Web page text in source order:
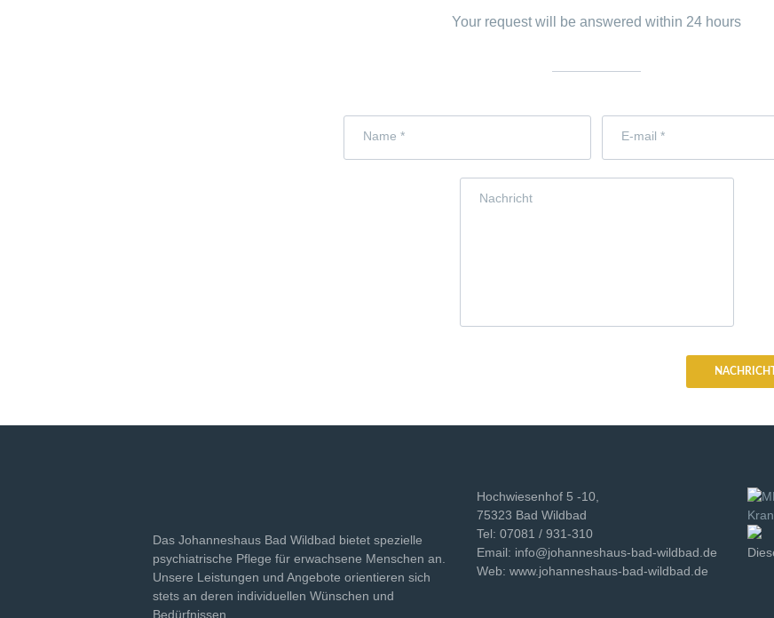
Your request will be answered within 24 hours
Das Johanneshaus Bad Wildbad bietet spezielle
psychiatrische Pflege für erwachsene Menschen an.
Unsere Leistungen und Angebote orientieren sich
stets an deren individuellen Wünschen und
Bedürfnissen.
Hochwiesenhof 5 -10,
75323 Bad Wildbad
Tel: 07081 / 931-310
Email: info@johanneshaus-bad-wildbad.de
Web: www.johanneshaus-bad-wildbad.de